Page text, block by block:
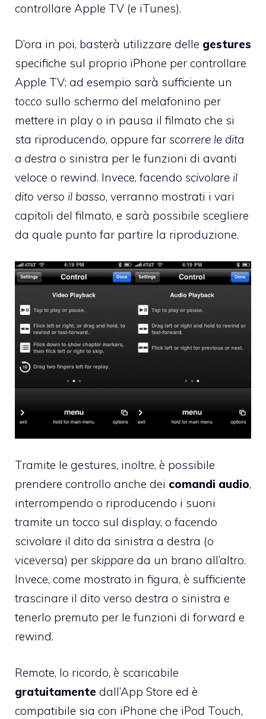
controllare Apple TV (e iTunes).
D’ora in poi, basterà utilizzare delle gestures
specifiche sul proprio iPhone per controllare
Apple TV; ad esempio sarà sufficiente un
tocco sullo schermo del melafonino per
mettere in play o in pausa il filmato che si
sta riproducendo, oppure far scorrere le dita
a destra o sinistra per le funzioni di avanti
veloce o rewind. Invece, facendo scivolare il
dito verso il basso, verranno mostrati i vari
capitoli del filmato, e sarà possibile scegliere
da quale punto far partire la riproduzione.
Tramite le gestures, inoltre, è possibile
prendere controllo anche dei comandi audio,
interrompendo o riproducendo i suoni
tramite un tocco sul display, o facendo
scivolare il dito da sinistra a destra (o
viceversa) per skippare da un brano all’altro.
Invece, come mostrato in figura, è sufficiente
trascinare il dito verso destra o sinistra e
tenerlo premuto per le funzioni di forward e
rewind.
Remote, lo ricordo, è scaricabile
gratuitamente dall’App Store ed è
compatibile sia con iPhone che iPod Touch,